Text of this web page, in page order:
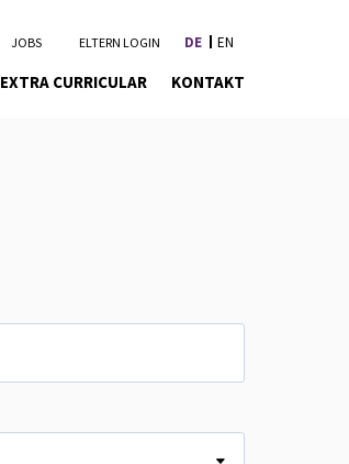
JOBS ELTERN LOGIN DE EN
EXTRA CURRICULAR KONTAKT